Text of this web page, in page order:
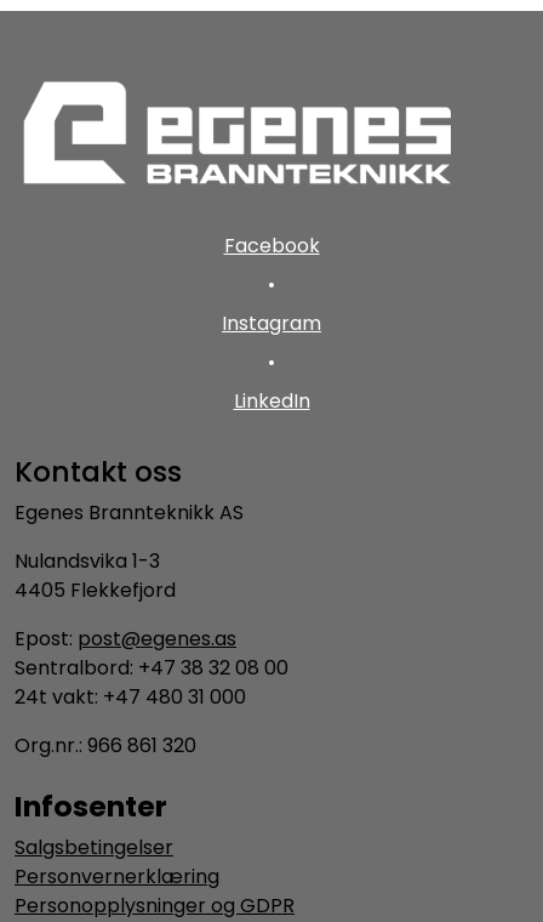
Facebook
•
Instagram
•
LinkedIn
Kontakt oss
Egenes Brannteknikk AS
Nulandsvika 1-3
4405 Flekkefjord
Epost: post@egenes.as
Sentralbord: +47 38 32 08 00
24t vakt: +47 480 31 000
Org.nr.: 966 861 320
Infosenter
Salgsbetingelser
Personvernerklæring
Personopplysninger og GDPR